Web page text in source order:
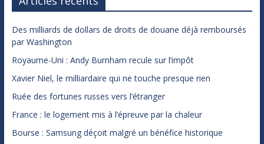
Des milliards de dollars de droits de douane déjà remboursés
par Washington
Royaume-Uni : Andy Burnham recule sur l’impôt
Xavier Niel, le milliardaire qui ne touche presque rien
Ruée des fortunes russes vers l’étranger
France : le logement mis à l’épreuve par la chaleur
Bourse : Samsung déçoit malgré un bénéfice historique